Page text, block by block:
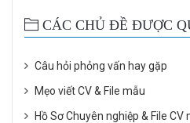
CÁC CHỦ ĐỀ ĐƯỢC
Câu hỏi phỏng vấn hay gặp
Mẹo viết CV & File mẫu
Hồ Sơ Chuyên nghiệp & File CV